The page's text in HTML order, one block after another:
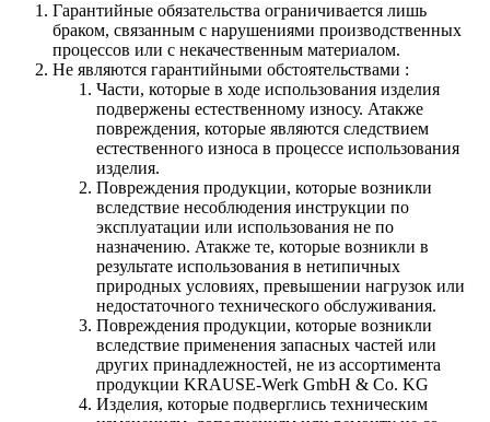
Гарантийные обязательства ограничивается лишь
браком, связанным с нарушениями производственных
процессов или с некачественным материалом.
Не являются гарантийными обстоятельствами :
Части, которые в ходе использования изделия
подвержены естественному износу. Атакже
повреждения, которые являются следствием
естественного износа в процессе использования
изделия.
Повреждения продукции, которые возникли
вследствие несоблюдения инструкции по
эксплуатации или использования не по
назначению. Атакже те, которые возникли в
результате использования в нетипичных
природных условиях, превышении нагрузок или
недостаточного технического обслуживания.
Повреждения продукции, которые возникли
вследствие применения запасных частей или
других принадлежностей, не из ассортимента
продукции KRAUSE-Werk GmbH & Со. KG
Изделия, которые подверглись техническим